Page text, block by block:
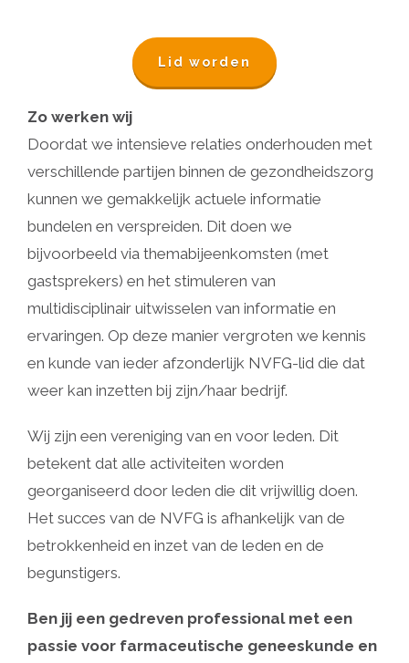
Lid worden
Zo werken wij
Doordat we intensieve relaties onderhouden met
verschillende partijen binnen de gezondheidszorg
kunnen we gemakkelijk actuele informatie
bundelen en verspreiden. Dit doen we
bijvoorbeeld via themabijeenkomsten (met
gastsprekers) en het stimuleren van
multidisciplinair uitwisselen van informatie en
ervaringen. Op deze manier vergroten we kennis
en kunde van ieder afzonderlijk NVFG-lid die dat
weer kan inzetten bij zijn/haar bedrijf.
Wij zijn een vereniging van en voor leden. Dit
betekent dat alle activiteiten worden
georganiseerd door leden die dit vrijwillig doen.
Het succes van de NVFG is afhankelijk van de
betrokkenheid en inzet van de leden en de
begunstigers.
Ben jij een gedreven professional met een
passie voor farmaceutische geneeskunde en